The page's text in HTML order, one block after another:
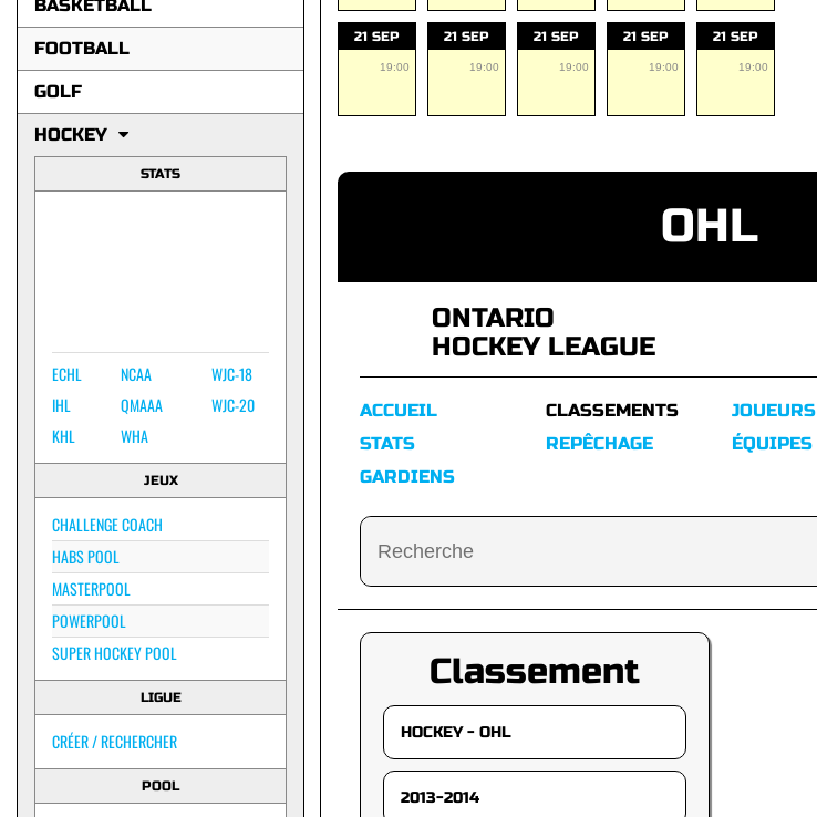
BASKETBALL
FOOTBALL
GOLF
HOCKEY
STATS
ECHL
IHL
KHL
NCAA
QMAAA
WHA
WJC-18
WJC-20
JEUX
CHALLENGE COACH
HABS POOL
MASTERPOOL
POWERPOOL
SUPER HOCKEY POOL
LIGUE
CRÉER / RECHERCHER
POOL
21 SEP
19:00
21 SEP
19:00
21 SEP
19:00
21 SEP
19:00
21 SEP
19:00
OHL
ONTARIO
HOCKEY LEAGUE
ACCUEIL
STATS
GARDIENS
CLASSEMENTS
REPÊCHAGE
JOUEURS
ÉQUIPES
Classement